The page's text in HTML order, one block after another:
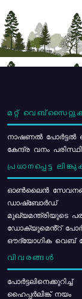
മറ്റ്
നാഷണൽ പോർട്ടൽ
കേന്ദ്ര വനം
പ്രധാനപ്പെട്ട
ഓൺലൈൻ
ഡാഷ്ബോർഡ്
മുഖ്യമന്ത്രിയുടെ
ഡോക്യുമെൻ്റ്
ഔദ്യോഗിക വെബ്
വിവരങ്ങൾ
പോര്‍ട്ടലിനെക്കുറിച്ച്
ഹൈപ്പർലിങ്ക് നയം